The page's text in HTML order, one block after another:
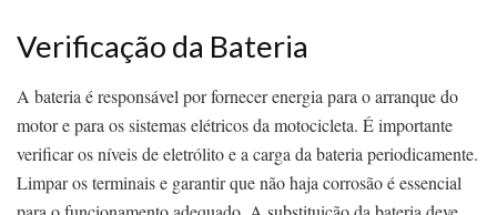
Verificação da Bateria
A bateria é responsável por fornecer energia para o arranque do
motor e para os sistemas elétricos da motocicleta. É importante
verificar os níveis de eletrólito e a carga da bateria periodicamente.
Limpar os terminais e garantir que não haja corrosão é essencial